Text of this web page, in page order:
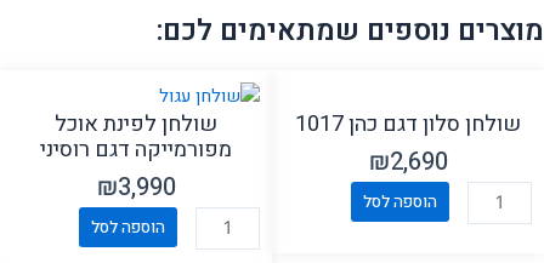
מוצרים נוספים שמתאימים לכם:
שולחן סלון דגם כהן 1017
₪2,690
כמות
של
הוספה לסל
שולחן לפינת אוכל
מפורמייקה דגם רוסיני
₪3,990
כמות
של
הוספה לסל